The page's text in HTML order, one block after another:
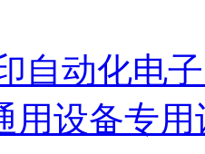
自动化电
用设备专用